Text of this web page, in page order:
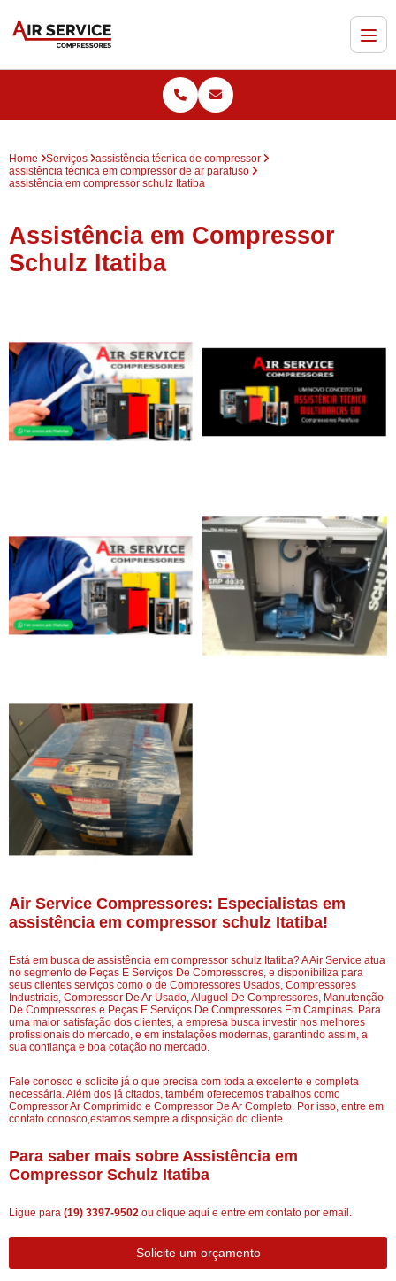
Home Serviços
assistência técnica de compressor
assistência técnica em compressor de ar parafuso
assistência em compressor schulz Itatiba
Assistência em Compressor
Schulz Itatiba
Air Service Compressores: Especialistas em
assistência em compressor schulz Itatiba!
Está em busca de assistência em compressor schulz Itatiba? A Air Service atua
no segmento de Peças E Serviços De Compressores, e disponibiliza para
seus clientes serviços como o de Compressores Usados, Compressores
Industriais, Compressor De Ar Usado, Aluguel De Compressores, Manutenção
De Compressores e Peças E Serviços De Compressores Em Campinas. Para
uma maior satisfação dos clientes, a empresa busca investir nos melhores
profissionais do mercado, e em instalações modernas, garantindo assim, a
sua confiança e boa cotação no mercado.
Fale conosco e solicite já o que precisa com toda a excelente e completa
necessária. Além dos já citados, também oferecemos trabalhos como
Compressor Ar Comprimido e Compressor De Ar Completo. Por isso, entre em
contato conosco,estamos sempre a disposição do cliente.
Para saber mais sobre Assistência em
Compressor Schulz Itatiba
Ligue para (19) 3397-9502 ou clique aqui e entre em contato por email.
Solicite um orçamento